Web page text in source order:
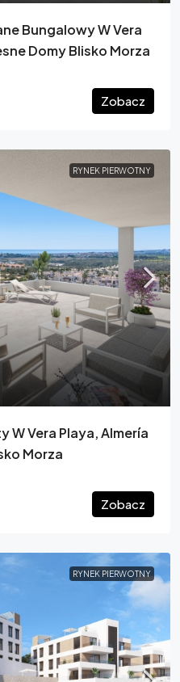
Bungalowy W Vera
Domy Blisko Morza
Zobacz
RYNEK PIERWOTNY
W Vera Playa, Almería
Morza
Zobacz
RYNEK PIERWOTNY